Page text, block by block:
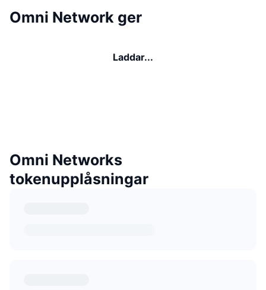
Omni Network ger
Laddar...
Omni Networks
tokenupplåsningar